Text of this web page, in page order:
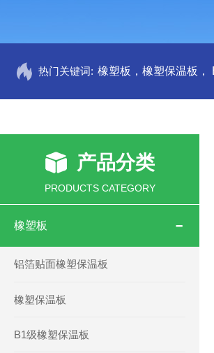
热门关键词:
产品分类
PRODUCTS CATEGORY
橡塑板
铝箔贴面橡塑保温板
橡塑保温板
B1级橡塑保温板